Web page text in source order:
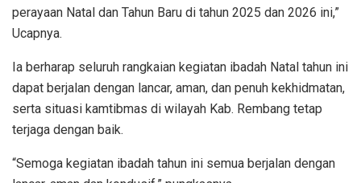
perayaan Natal dan Tahun Baru di tahun 2025 dan 2026 ini,”
Ucapnya.
Ia berharap seluruh rangkaian kegiatan ibadah Natal tahun ini
dapat berjalan dengan lancar, aman, dan penuh kekhidmatan,
serta situasi kamtibmas di wilayah Kab. Rembang tetap
terjaga dengan baik.
“Semoga kegiatan ibadah tahun ini semua berjalan dengan